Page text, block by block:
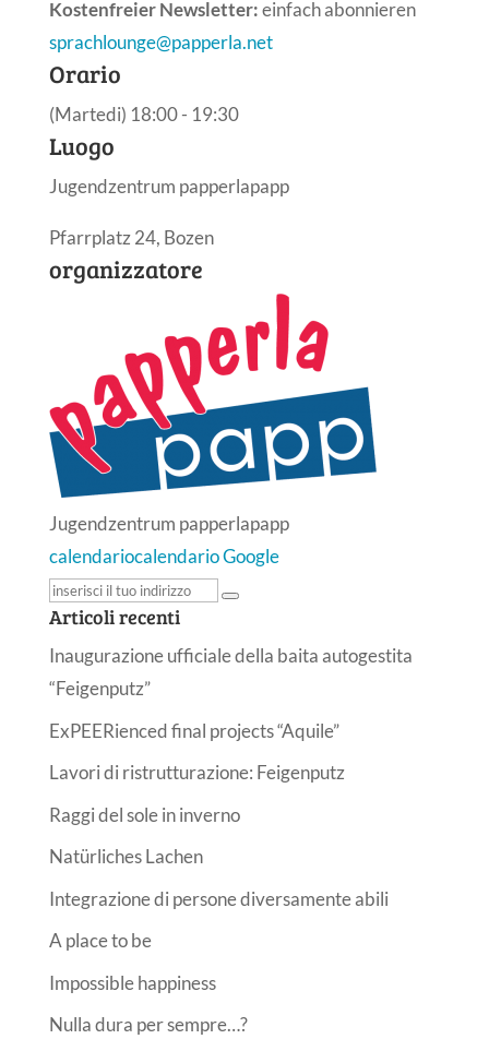
Kostenfreier Newsletter:einfach abonnieren
sprachlounge@papperla.net
Orario
(Martedi) 18:00 - 19:30
Luogo
Jugendzentrum papperlapapp
Pfarrplatz 24, Bozen
organizzatore
Jugendzentrum papperlapapp
calendariocalendario Google
Articoli recenti
Inaugurazione ufficiale della baita autogestita
“Feigenputz”
ExPEERienced final projects “Aquile”
Lavori di ristrutturazione: Feigenputz
Raggi del sole in inverno
Natürliches Lachen
Integrazione di persone diversamente abili
A place to be
Impossible happiness
Nulla dura per sempre…?